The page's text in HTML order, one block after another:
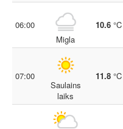
06:00
Migla
10.6 °C
07:00
Saulains
laiks
11.8 °C